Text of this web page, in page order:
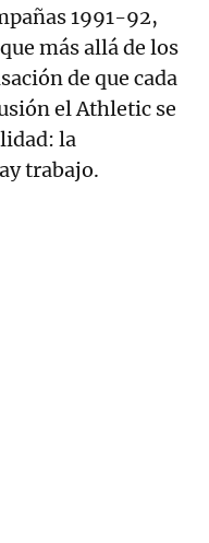
1991-92,
más allá de los
de que cada
el Athletic se
la
trabajo.